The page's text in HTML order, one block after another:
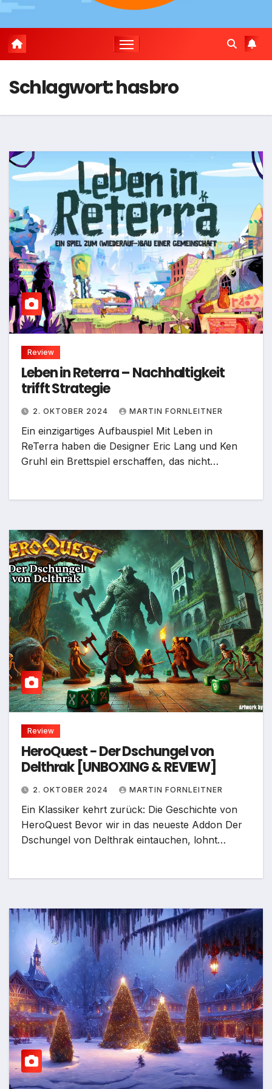
Schlagwort:hasbro
Review
Leben in Reterra – Nachhaltigkeit
trifft Strategie
2. OKTOBER 2024 MARTIN FORNLEITNER
Ein einzigartiges Aufbauspiel Mit Leben in
ReTerra haben die Designer Eric Lang und Ken
Gruhl ein Brettspiel erschaffen, das nicht…
Review
HeroQuest − Der Dschungel von
Delthrak [UNBOXING & REVIEW]
2. OKTOBER 2024 MARTIN FORNLEITNER
Ein Klassiker kehrt zurück: Die Geschichte von
HeroQuest Bevor wir in das neueste Addon Der
Dschungel von Delthrak eintauchen, lohnt…